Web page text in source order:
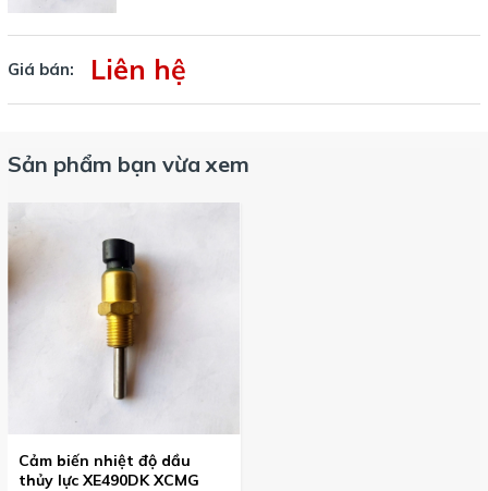
Giá bán: Liên hệ
Sản phẩm bạn vừa xem
Cảm biến nhiệt độ dầu
thủy lực XE490DK XCMG